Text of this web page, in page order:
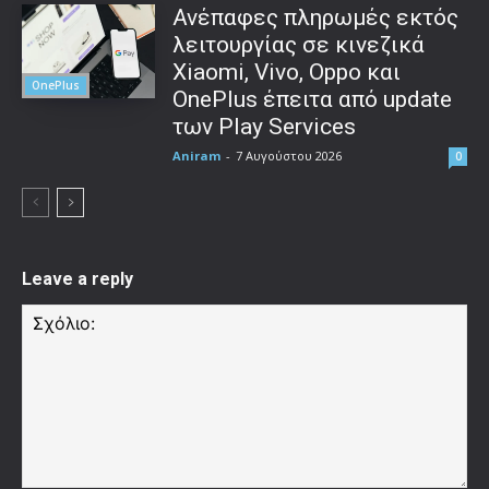
OnePlus
Ανέπαφες πληρωμές εκτός
λειτουργίας σε κινεζικά
Xiaomi, Vivo, Oppo και
OnePlus έπειτα από update
των Play Services
Aniram - 7 Αυγούστου 2026 0
Leave a reply